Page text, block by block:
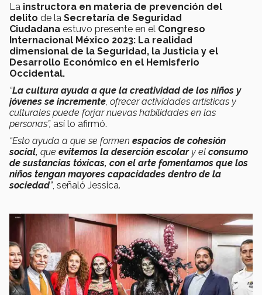
La instructora en materia de prevención del
delito de la Secretaría de Seguridad
Ciudadana estuvo presente en el Congreso
Internacional México 2023: La realidad
dimensional de la Seguridad, la Justicia y el
Desarrollo Económico en el Hemisferio
Occidental.
“La cultura ayuda a que la creatividad de los niños y
jóvenes se incremente , ofrecer actividades artísticas y
culturales puede forjar nuevas habilidades en las
personas”, así lo afirmó.
“Esto ayuda a que se formen espacios de cohesión
social, que evitemos la deserción escolary el consumo
de sustancias tóxicas, con el arte fomentamos que los
niños tengan mayores capacidades dentro de la
sociedad”, señaló Jessica.